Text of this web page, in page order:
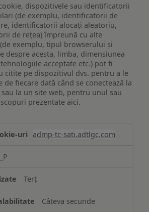
dispozitivele sau identificatorii
(de exemplu, identificatorii de
identificatorii alocați aleatoriu,
de rețea) împreună cu alte
exemplu, tipul browserului și
despre acesta, limba, dimensiunea
acceptate etc.) pot fi
citite pe dispozitivul dvs. pentru a le
de fiecare dată când se conectează la
la un site web, pentru unul sau
prezentate aici.
admp-tc-sati.adtlgc.com
Terț
Câteva secunde